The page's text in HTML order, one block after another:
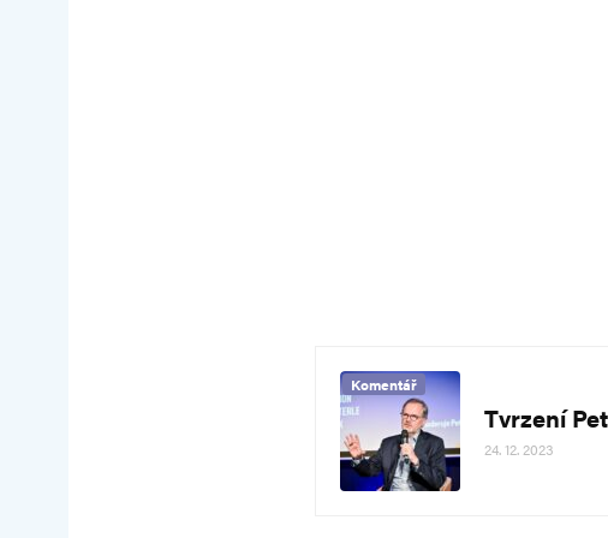
Komentář
Tvrzení
24. 12. 2023